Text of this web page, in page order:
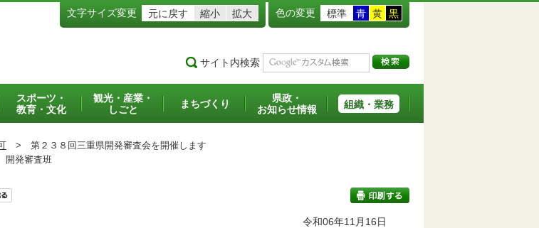
文字サイズ変更 元に戻す 縮小 拡大 色の変更 標準 青 黄 黒
サイト内検索
スポーツ・
教育・文化
観光・産業・
しごと
まちづくり
県政・
お知らせ情報
組織・業務
> 第２３８回三重県開発審査会を開催します
開発審査班
令和06年11月16日